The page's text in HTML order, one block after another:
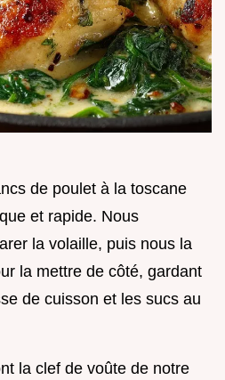
de poulet à la toscane
et rapide. Nous
la volaille, puis nous la
la mettre de côté, gardant
de cuisson et les sucs au
la clef de voûte de notre